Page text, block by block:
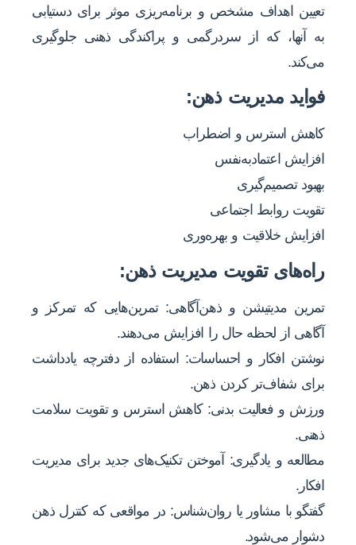
تعیین اهداف مشخص و برنامه‌ریزی موثر برای دستیابی
به آنها، که از سردرگمی و پراکندگی ذهنی جلوگیری
می‌کند.
فواید مدیریت ذهن:
کاهش استرس و اضطراب
افزایش اعتمادبه‌نفس
بهبود تصمیم‌گیری
تقویت روابط اجتماعی
افزایش خلاقیت و بهره‌وری
راه‌های تقویت مدیریت ذهن:
تمرین مدیتیشن و ذهن‌آگاهی: تمرین‌هایی که تمرکز و
آگاهی از لحظه حال را افزایش می‌دهند.
نوشتن افکار و احساسات: استفاده از دفترچه یادداشت
برای شفاف‌تر کردن ذهن.
ورزش و فعالیت بدنی: کاهش استرس و تقویت سلامت
ذهنی.
مطالعه و یادگیری: آموختن تکنیک‌های جدید برای مدیریت
افکار.
گفتگو با مشاور یا روان‌شناس: در مواقعی که کنترل ذهن
دشوار می‌شود.